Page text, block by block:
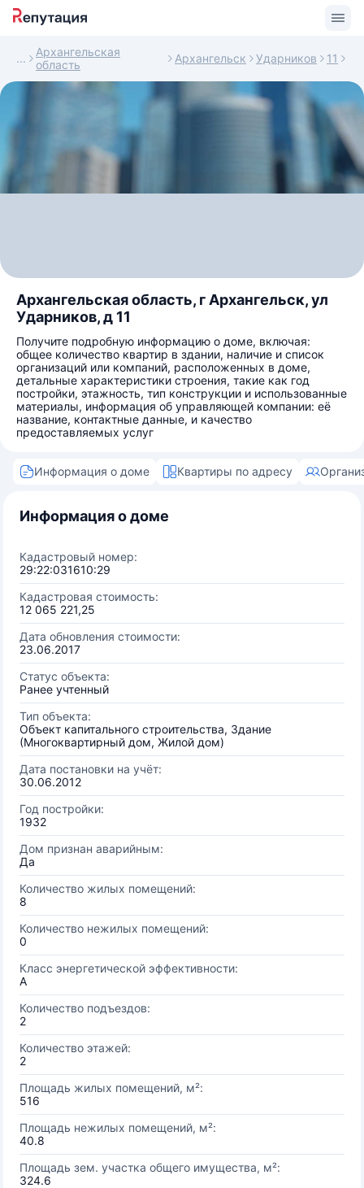
Архангельская
область
Архангельск Ударников 11
Архангельская область, г Архангельск, ул
Ударников, д 11
Получите подробную информацию о доме, включая:
общее количество квартир в здании, наличие и список
организаций или компаний, расположенных в доме,
детальные характеристики строения, такие как год
постройки, этажность, тип конструкции и использованные
материалы, информация об управляющей компании: её
название, контактные данные, и качество
предоставляемых услуг
Информация о доме Квартиры по адресу
Информация о доме
Кадастровый номер:
29:22:031610:29
Кадастровая стоимость:
12 065 221,25
Дата обновления стоимости:
23.06.2017
Статус объекта:
Ранее учтенный
Тип объекта:
Объект капитального строительства, Здание
(Многоквартирный дом, Жилой дом)
Дата постановки на учёт:
30.06.2012
Год постройки:
1932
Дом признан аварийным:
Да
Количество жилых помещений:
8
Количество нежилых помещений:
0
Класс энергетической эффективности:
A
Количество подъездов:
2
Количество этажей:
2
Площадь жилых помещений, м²:
516
Площадь нежилых помещений, м²:
40.8
Площадь зем. участка общего имущества, м²:
324.6